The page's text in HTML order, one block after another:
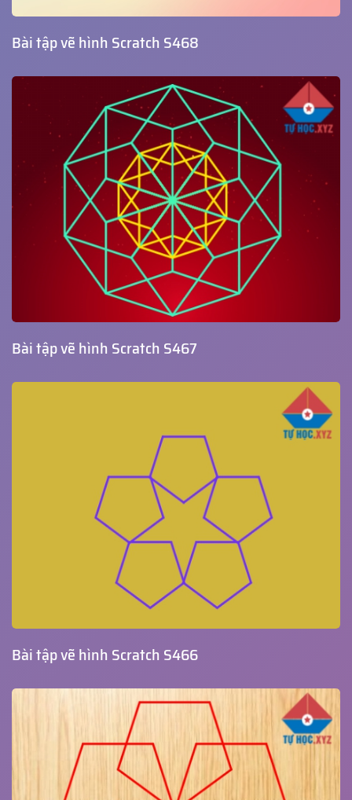
Bài tập vẽ hình Scratch S468
Bài tập vẽ hình Scratch S467
Bài tập vẽ hình Scratch S466